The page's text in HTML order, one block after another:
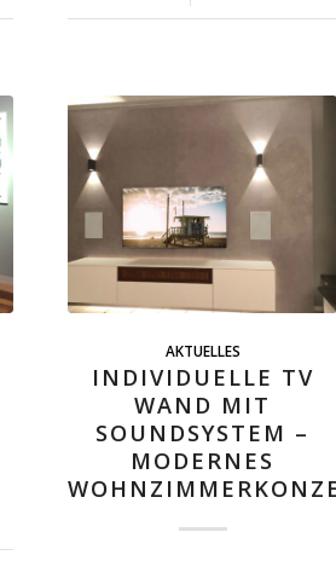
AKTUELLES
INDIVIDUELLE TV
WAND MIT
SOUNDSYSTEM –
MODERNES